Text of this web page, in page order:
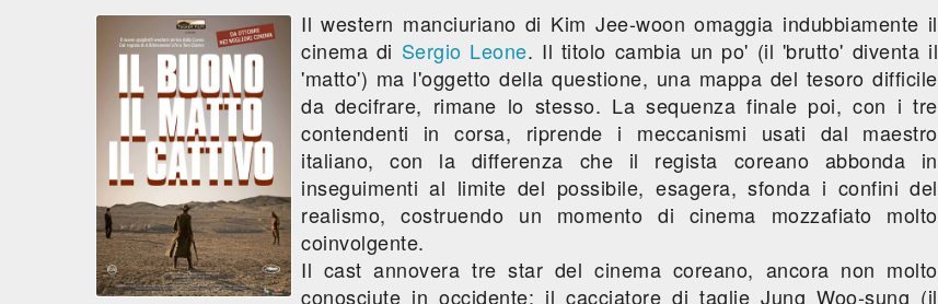
Il western manciuriano di Kim Jee-woon omaggia indubbiamente il
cinema di Sergio Leone. Il titolo cambia un po' (il 'brutto' diventa il
'matto') ma l'oggetto della questione, una mappa del tesoro difficile
da decifrare, rimane lo stesso. La sequenza finale poi, con i tre
contendenti in corsa, riprende i meccanismi usati dal maestro
italiano, con la differenza che il regista coreano abbonda in
inseguimenti al limite del possibile, esagera, sfonda i confini del
realismo, costruendo un momento di cinema mozzafiato molto
coinvolgente.
Il cast annovera tre star del cinema coreano, ancora non molto
conosciute in occidente: il cacciatore di taglie Jung Woo-sung (il